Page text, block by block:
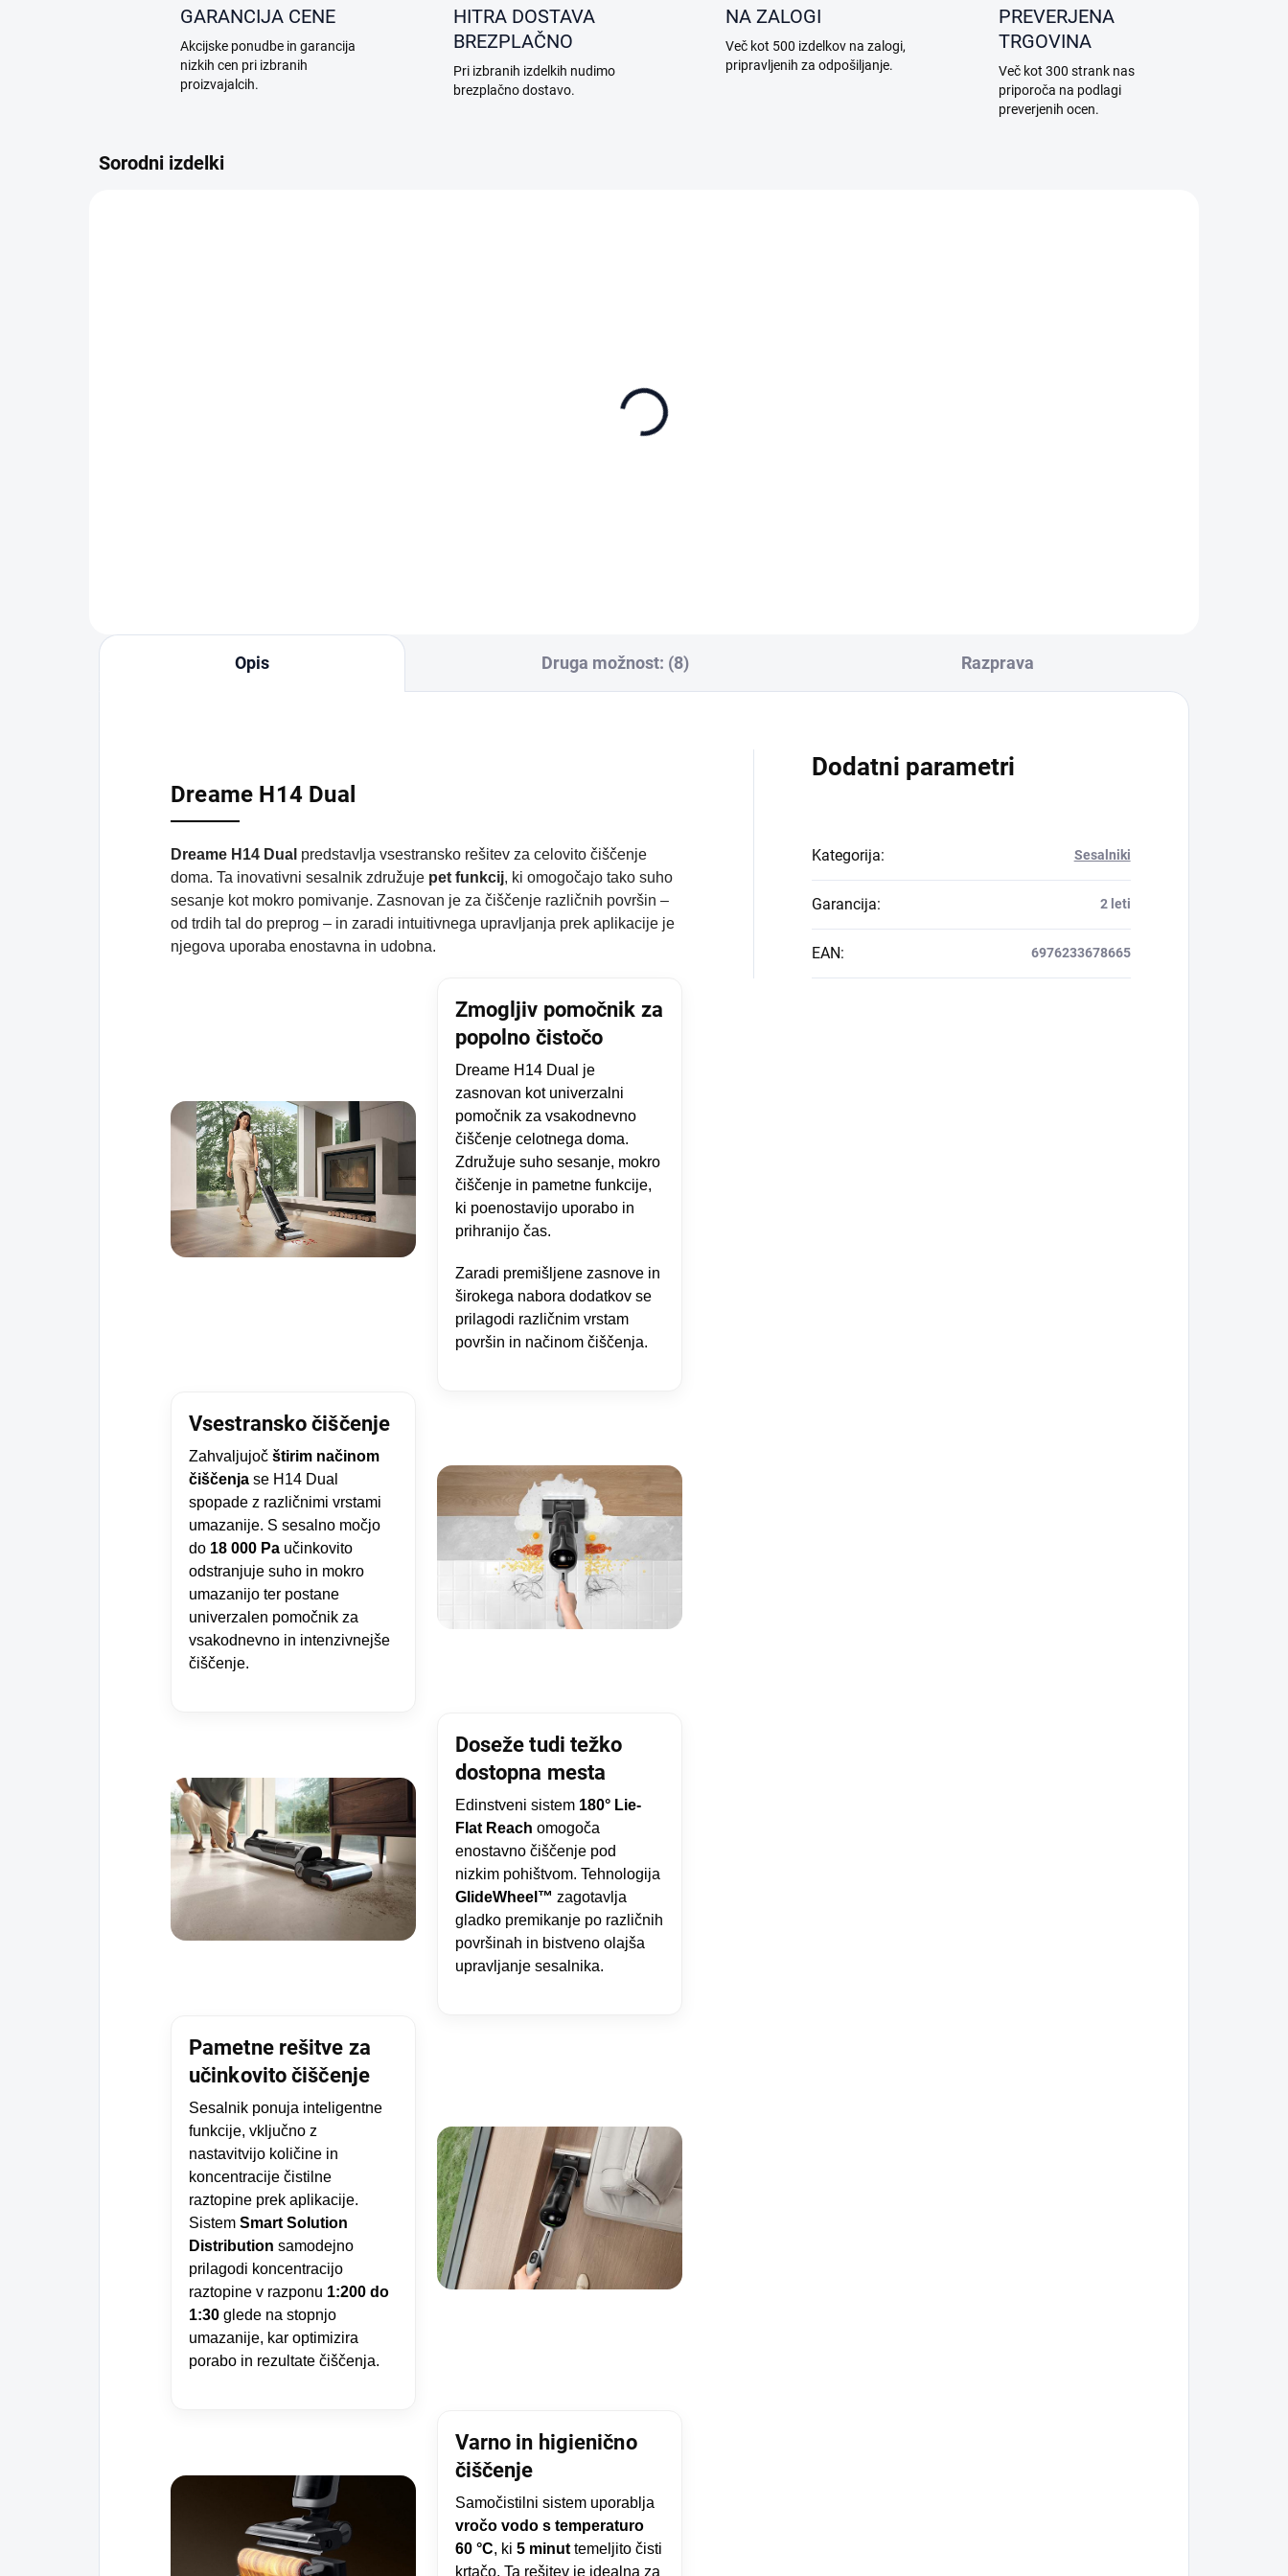
GARANCIJA CENE
Akcijske ponudbe in garancija
nizkih cen pri izbranih
proizvajalcih.
HITRA DOSTAVA
BREZPLAČNO
Pri izbranih izdelkih nudimo
brezplačno dostavo.
NA ZALOGI
Več kot 500 izdelkov na zalogi,
pripravljenih za odpošiljanje.
PREVERJENA
TRGOVINA
Več kot 300 strank nas
priporoča na podlagi
preverjenih ocen.
Sorodni izdelki
Opis Druga možnost: (8) Razprava
Dreame H14 Dual
Dreame H14 Dual predstavlja vsestransko rešitev za celovito čiščenje
doma. Ta inovativni sesalnik združuje pet funkcij, ki omogočajo tako suho
sesanje kot mokro pomivanje. Zasnovan je za čiščenje različnih površin –
od trdih tal do preprog – in zaradi intuitivnega upravljanja prek aplikacije je
njegova uporaba enostavna in udobna.
Zmogljiv pomočnik za
popolno čistočo
Dreame H14 Dual je
zasnovan kot univerzalni
pomočnik za vsakodnevno
čiščenje celotnega doma.
Združuje suho sesanje, mokro
čiščenje in pametne funkcije,
ki poenostavijo uporabo in
prihranijo čas.
Zaradi premišljene zasnove in
širokega nabora dodatkov se
prilagodi različnim vrstam
površin in načinom čiščenja.
Vsestransko čiščenje
Zahvaljujoč štirim načinom
čiščenja se H14 Dual
spopade z različnimi vrstami
umazanije. S sesalno močjo
do 18 000 Pa učinkovito
odstranjuje suho in mokro
umazanijo ter postane
univerzalen pomočnik za
vsakodnevno in intenzivnejše
čiščenje.
Doseže tudi težko
dostopna mesta
Edinstveni sistem 180° Lie-
Flat Reach omogoča
enostavno čiščenje pod
nizkim pohištvom. Tehnologija
GlideWheel™ zagotavlja
gladko premikanje po različnih
površinah in bistveno olajša
upravljanje sesalnika.
Pametne rešitve za
učinkovito čiščenje
Sesalnik ponuja inteligentne
funkcije, vključno z
nastavitvijo količine in
koncentracije čistilne
raztopine prek aplikacije.
Sistem Smart Solution
Distribution samodejno
prilagodi koncentracijo
raztopine v razponu 1:200 do
1:30 glede na stopnjo
umazanije, kar optimizira
porabo in rezultate čiščenja.
Varno in higienično
čiščenje
Samočistilni sistem uporablja
vročo vodo s temperaturo
60 °C, ki 5 minuttemeljito čisti
krtačo. Ta rešitev je idealna za
Dodatni parametri
Kategorija: Sesalniki
Garancija: 2 leti
EAN: 6976233678665